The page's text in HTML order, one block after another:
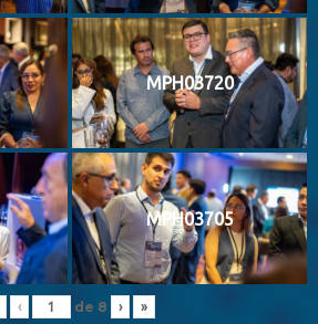
MPH03720
MPH03705
‹ de 8 › »